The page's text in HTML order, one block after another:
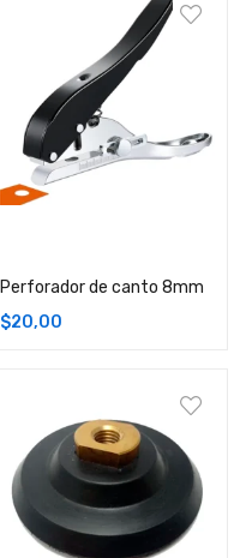
Perforador de canto 8mm
$20,00